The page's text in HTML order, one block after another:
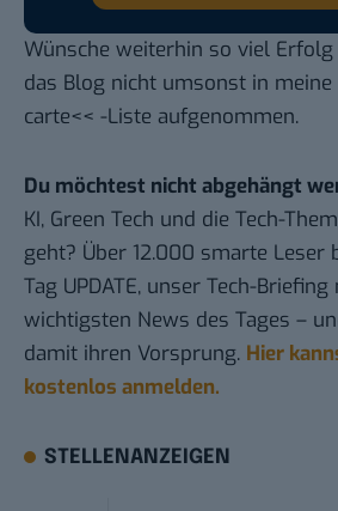
Wünsche weiterhin so viel Erfolg
das Blog nicht umsonst in meine
carte<< -Liste aufgenommen.
Du möchtest nicht abgehängt
KI, Green Tech und die Tech-
geht? Über 12.000 smarte Leser
Tag UPDATE, unser Tech-
wichtigsten News des Tages –
damit ihren Vorsprung. Hier
kostenlos anmelden.
STELLENANZEIGEN